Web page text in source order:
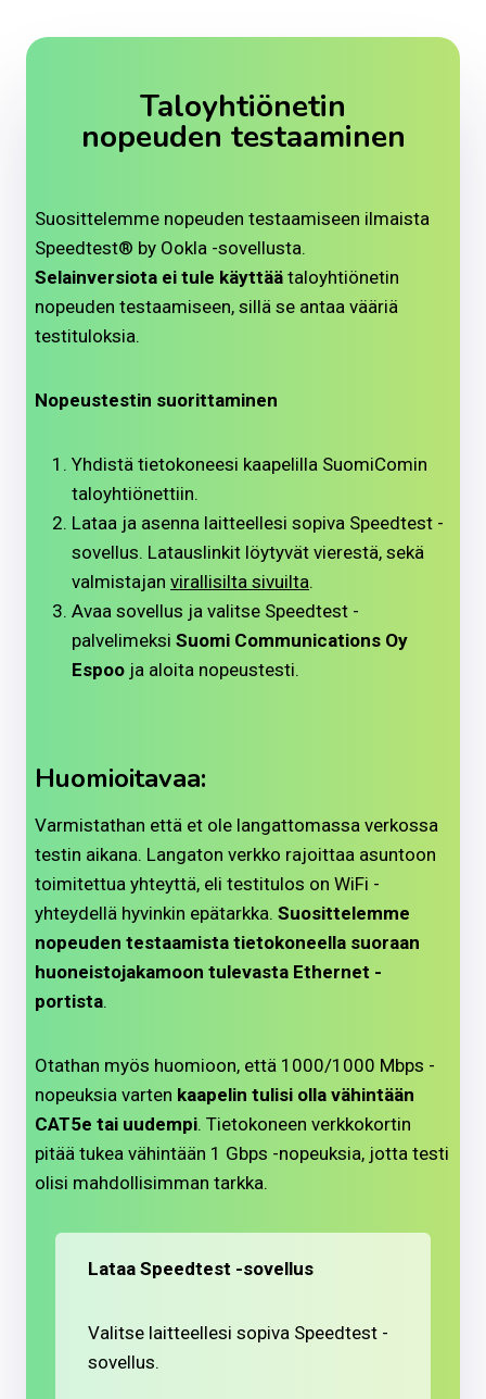
Taloyhtiönetin
nopeuden testaaminen
Suosittelemme nopeuden testaamiseen ilmaista
Speedtest® by Ookla -sovellusta.
Selainversiota ei tule käyttää taloyhtiönetin
nopeuden testaamiseen, sillä se antaa vääriä
testituloksia.
Nopeustestin suorittaminen
Yhdistä tietokoneesi kaapelilla SuomiComin
taloyhtiönettiin.
Lataa ja asenna laitteellesi sopiva Speedtest -
sovellus. Latauslinkit löytyvät vierestä, sekä
valmistajan virallisilta sivuilta.
Avaa sovellus ja valitse Speedtest -
palvelimeksi Suomi Communications Oy
Espoo ja aloita nopeustesti.
Huomioitavaa:
Varmistathan että et ole langattomassa verkossa
testin aikana. Langaton verkko rajoittaa asuntoon
toimitettua yhteyttä, eli testitulos on WiFi -
yhteydellä hyvinkin epätarkka. Suosittelemme
nopeuden testaamista tietokoneella suoraan
huoneistojakamoon tulevasta Ethernet -
portista.
Otathan myös huomioon, että 1000/1000 Mbps -
nopeuksia varten kaapelin tulisi olla vähintään
CAT5e tai uudempi. Tietokoneen verkkokortin
pitää tukea vähintään 1 Gbps -nopeuksia, jotta testi
olisi mahdollisimman tarkka.
Lataa Speedtest -sovellus
Valitse laitteellesi sopiva Speedtest -
sovellus.